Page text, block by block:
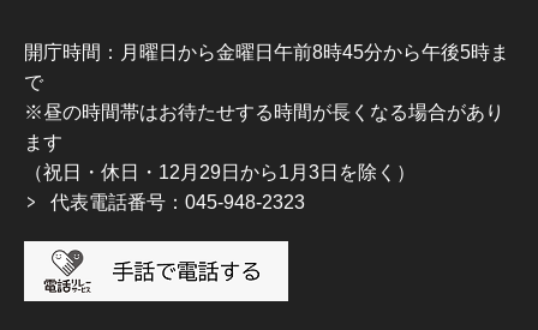
開庁時間：月曜日から金曜日午前8時45分から午後5時ま
で
※昼の時間帯はお待たせする時間が長くなる場合があり
ます
（祝日・休日・12月29日から1月3日を除く）
代表電話番号：045-948-2323